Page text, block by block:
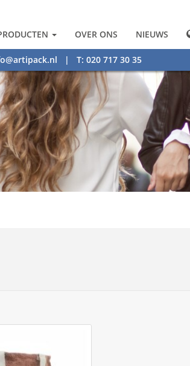
OVER ONS NIEUWS
| T: 020 717 30 35